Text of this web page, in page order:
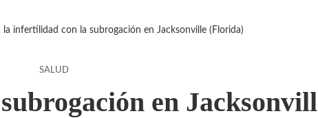
la infertilidad con la subrogación en Jacksonville (Florida)
SALUD
en